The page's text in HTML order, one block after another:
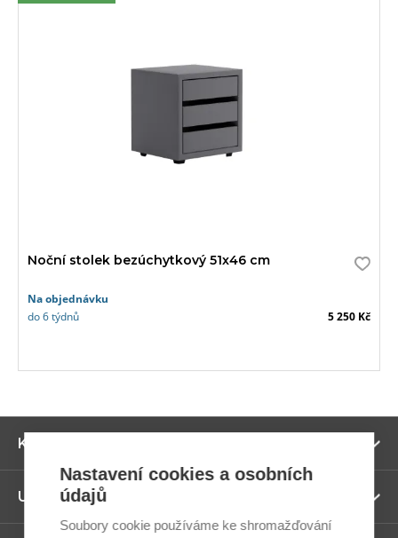
Noční stolek bezúchytkový 51x46 cm
Na objednávku
do 6 týdnů
5 250 Kč
Kategorie
Užitečné odkazy
Nastavení cookies a osobních
údajů
Soubory cookie používáme ke shromažďování